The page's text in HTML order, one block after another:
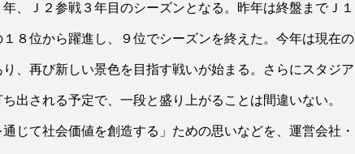
、Ｊ２参戦３年目のシーズンとなる。昨年は終盤までＪ１
８位から躍進し、９位でシーズンを終えた。今年は現在の
、再び新しい景色を目指す戦いが始まる。さらにスタジア
出される予定で、一段と盛り上がることは間違いない。
じて社会価値を創造する」ための思いなどを、運営会社・